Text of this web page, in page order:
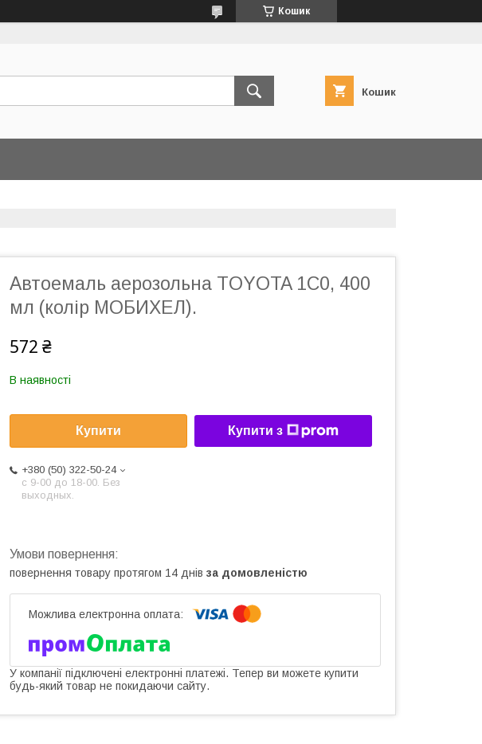
Кошик
Кошик
Автоемаль аерозольна TOYOTA 1C0, 400
мл (колір МОБИХЕЛ).
572 ₴
В наявності
Купити Купити з
+380 (50) 322-50-24
с 9-00 до 18-00. Без
выходных.
повернення товару протягом 14 днів за домовленістю
У компанії підключені електронні платежі. Тепер ви можете купити
будь-який товар не покидаючи сайту.